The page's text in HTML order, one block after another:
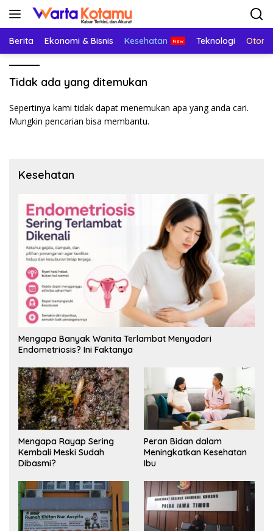
Langsung
Berita Ekonomi & Bisnis Kesehatan Teknologi
Tidak ada yang ditemukan
Sepertinya kami tidak dapat menemukan apa yang anda cari.
Mungkin pencarian bisa membantu.
Kesehatan
Mengapa Banyak Wanita Terlambat Menyadari
Endometriosis? Ini Faktanya
Mengapa Rayap Sering
Kembali Meski Sudah
Dibasmi?
Peran Bidan dalam
Meningkatkan Kesehatan
Ibu